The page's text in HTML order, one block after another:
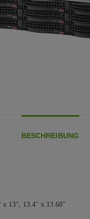
BESCHREIBUNG
x 13", 13.4" x 13.68"